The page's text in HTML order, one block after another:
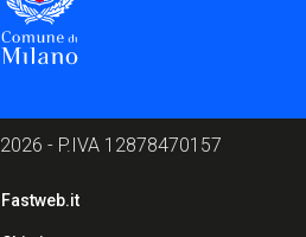
2026 - P.IVA 12878470157
Fastweb.it